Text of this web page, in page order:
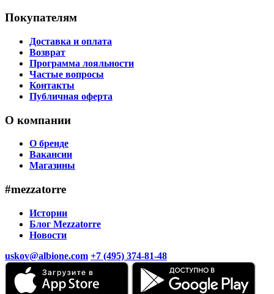
Покупателям
Доставка и оплата
Возврат
Программа лояльности
Частые вопросы
Контакты
Публичная оферта
О компании
О бренде
Вакансии
Магазины
#mezzatorre
Истории
Блог Mezzatorre
Новости
uskov@albione.com +7 (495) 374-81-48